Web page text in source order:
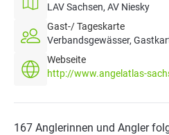
LAV Sachsen, AV Niesky
Gast-/ Tageskarte
Verbandsgewässer,
Webseite
http://www.angelatlas-
167 Anglerinnen und Angler